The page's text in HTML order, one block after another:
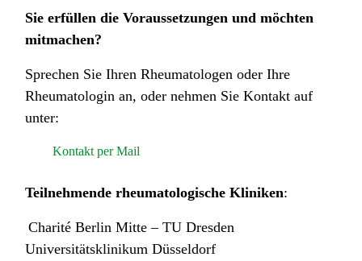
Sie erfüllen die Voraussetzungen und möchten
mitmachen?
Sprechen Sie Ihren Rheumatologen oder Ihre
Rheumatologin an, oder nehmen Sie Kontakt auf
unter:
Kontakt per Mail
Teilnehmende rheumatologische Kliniken:
Charité Berlin Mitte – TU Dresden
Universitätsklinikum Düsseldorf